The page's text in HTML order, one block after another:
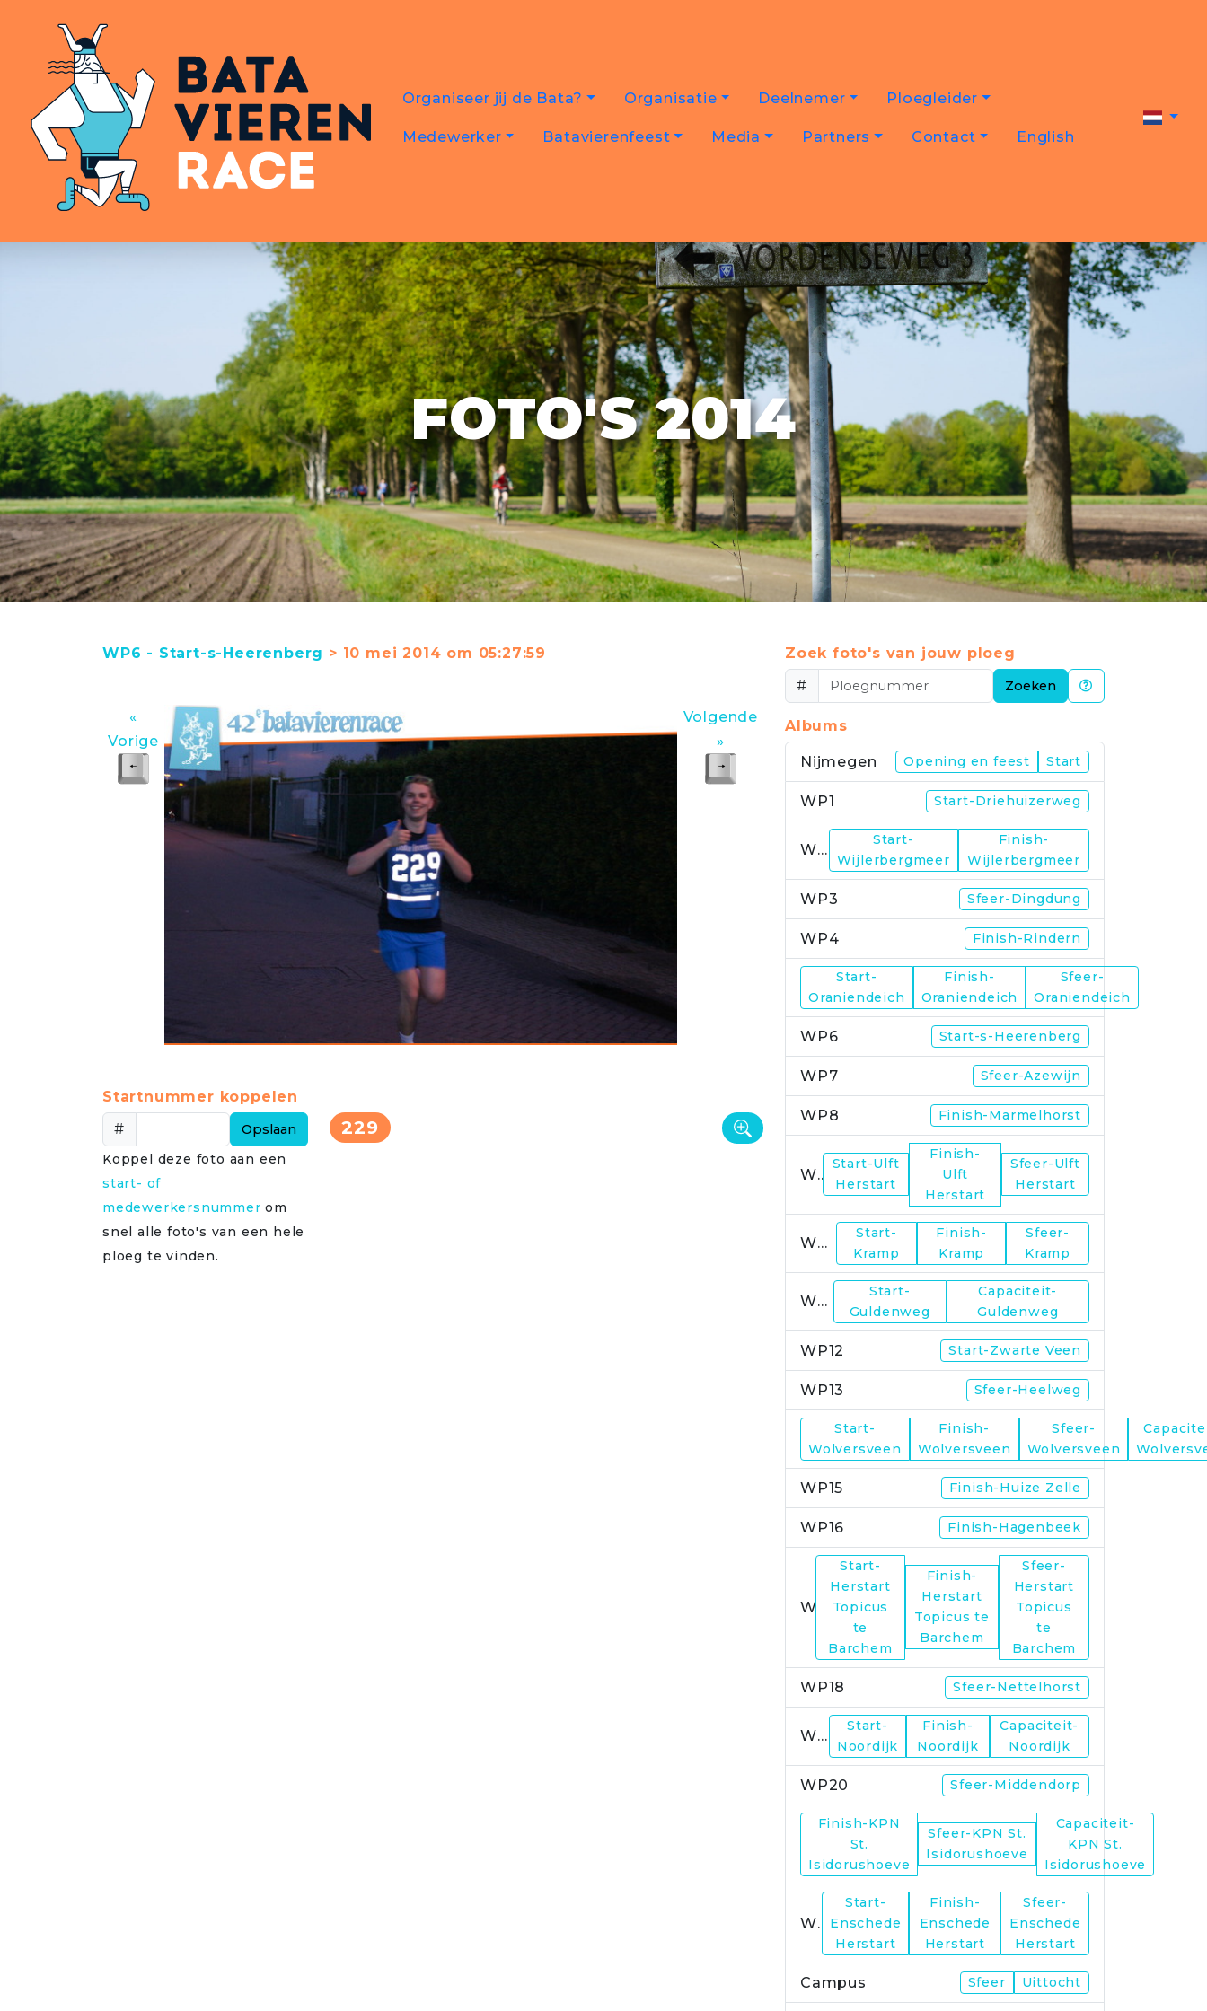
Organiseer jij de Bata? Organisatie Deelnemer Ploegleider
Medewerker Batavierenfeest Media Partners Contact English
FOTO'S 2014
WP6 - Start-s-Heerenberg > 10 mei 2014 om 05:27:59
«
Vorige
Volgende
»
Startnummer koppelen
#
Opslaan
Koppel deze foto aan een
start- of
medewerkersnummer om
snel alle foto's van een hele
ploeg te vinden.
229
Zoek foto's van jouw ploeg
#
Zoeken
Albums
Nijmegen Opening en feest Start
WP1 Start-Driehuizerweg
WP2
Start-
Wijlerbergmeer
Finish-
Wijlerbergmeer
WP3 Sfeer-Dingdung
WP4 Finish-Rindern
Start-
Oraniendeich
Finish-
Oraniendeich
Sfeer-
Oraniendeich
WP6 Start-s-Heerenberg
WP7 Sfeer-Azewijn
WP8 Finish-Marmelhorst
WP9
Start-Ulft
Herstart
Finish-
Ulft
Herstart
Sfeer-Ulft
Herstart
WP10
Start-
Kramp
Finish-
Kramp
Sfeer-
Kramp
WP11
Start-
Guldenweg
Capaciteit-
Guldenweg
WP12 Start-Zwarte Veen
WP13 Sfeer-Heelweg
Start-
Wolversveen
Finish-
Wolversveen
Sfeer-
Wolversveen
WP15 Finish-Huize Zelle
WP16 Finish-Hagenbeek
Start-
Herstart
Topicus
te
Barchem
Finish-
Herstart
Topicus te
Barchem
Sfeer-
Herstart
Topicus
te
Barchem
WP18 Sfeer-Nettelhorst
WP19
Start-
Noordijk
Finish-
Noordijk
Capaciteit-
Noordijk
WP20 Sfeer-Middendorp
Finish-KPN
St.
Isidorushoeve
Sfeer-KPN St.
Isidorushoeve
Capaciteit-
KPN St.
Isidorushoeve
WP23
Start-
Enschede
Herstart
Finish-
Enschede
Herstart
Sfeer-
Enschede
Herstart
Campus Sfeer Uittocht